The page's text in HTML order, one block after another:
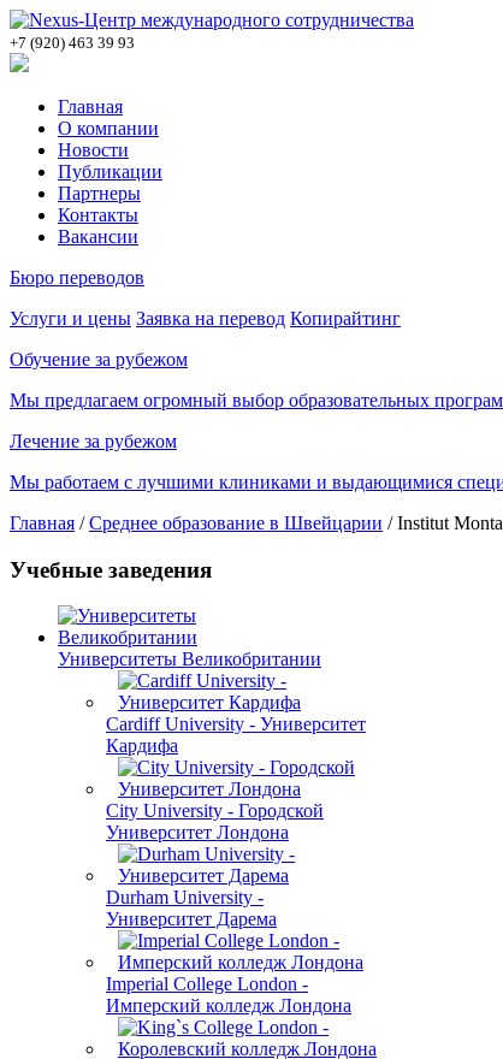
+7 (920) 463 39 93
Главная
О компании
Новости
Публикации
Партнеры
Контакты
Вакансии
Бюро переводов
Услуги и цены Заявка на перевод Копирайтинг
Обучение за рубежом
Мы предлагаем огромный выбор образовательных
Лечение за рубежом
Мы работаем с лучшими клиниками и выдающимися
Главная /Среднее образование в Швейцарии /Institut
Учебные заведения
Университеты Великобритании
Cardiff University - Университет
Кардифа
City University - Городской
Университет Лондона
Durham University -
Университет Дарема
Imperial College London -
Имперский колледж Лондона